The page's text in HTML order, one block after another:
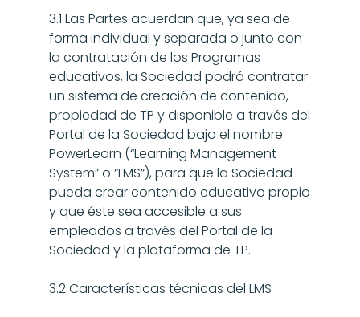
3.1 Las Partes acuerdan que, ya sea de
forma individual y separada o junto con
la contratación de los Programas
educativos, la Sociedad podrá contratar
un sistema de creación de contenido,
propiedad de TP y disponible a través del
Portal de la Sociedad bajo el nombre
PowerLearn (“Learning Management
System” o “LMS”), para que la Sociedad
pueda crear contenido educativo propio
y que éste sea accesible a sus
empleados a través del Portal de la
Sociedad y la plataforma de TP.
3.2 Características técnicas del LMS